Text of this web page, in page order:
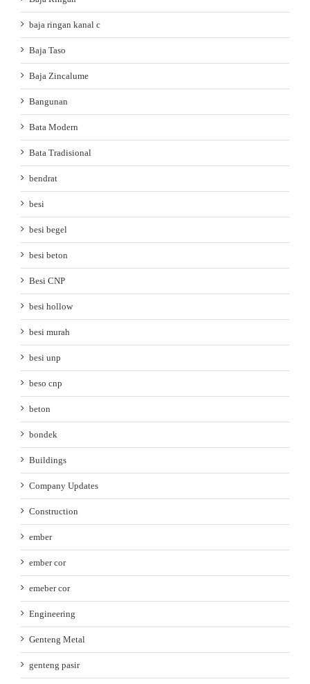
baja ringan kanal c
Baja Taso
Baja Zincalume
Bangunan
Bata Modern
Bata Tradisional
bendrat
besi
besi begel
besi beton
Besi CNP
besi hollow
besi murah
besi unp
beso cnp
beton
bondek
Buildings
Company Updates
Construction
ember
ember cor
emeber cor
Engineering
Genteng Metal
genteng pasir